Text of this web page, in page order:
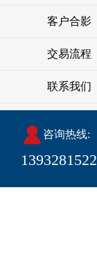
客户合影
交易流程
联系我们
咨询热线: